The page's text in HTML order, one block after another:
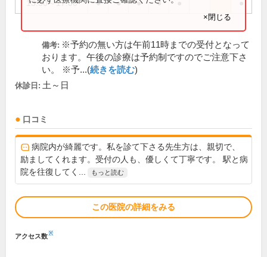
13:30～17:00 ● ● ● ●
×閉じる
備考: ※予約の無い方は午前11時までの受付となって
おります。午後の診療は予約制ですのでご注意下さ
い。 ※予...(続きを読む)
休診日: 土～日
口コミ
病院内が綺麗です。私を診て下さる先生方は、親切で、
励ましてくれます。受付の人も、優しくて丁寧です。 駅と病
院を往復してく...
もっと読む
この医院の詳細をみる
アクセス数※